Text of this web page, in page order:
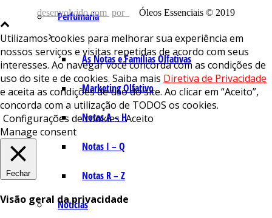
Perfumaria
As Notas e Famílias Olfativas
Marketing Olfativo
Notas A – H
Notas I – Q
Notas R – Z
Notícias
desenvolvido com por Óleos Essenciais © 2019
Utilizamos cookies para melhorar sua experiência em
nossos serviços e visitas repetidas de acordo com seus
interesses. Ao navegar você concorda com as condições de
uso do site e de cookies. Saiba mais Diretiva de Privacidade
e aceita as condições de uso do site. Ao clicar em “Aceito”,
concorda com a utilização de TODOS os cookies.
Configurações de cookies Aceito
Manage consent
Fechar
Visão geral da privacidade